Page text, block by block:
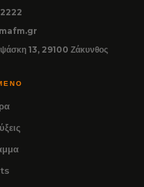
13, 29100 Ζάκυνθος